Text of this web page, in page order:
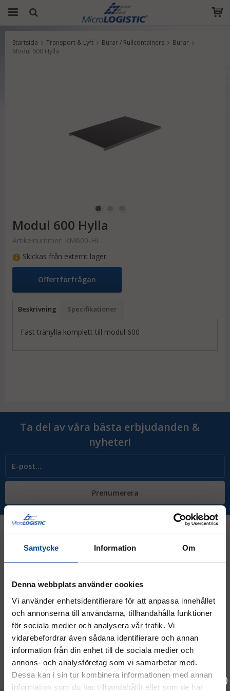
Samtycke Information Om
Denna webbplats använder cookies
Vi använder enhetsidentifierare för att anpassa innehållet
och annonserna till användarna, tillhandahålla funktioner
för sociala medier och analysera vår trafik. Vi
vidarebefordrar även sådana identifierare och annan
information från din enhet till de sociala medier och
annons- och analysföretag som vi samarbetar med.
Dessa kan i sin tur kombinera informationen med annan
information som du har tillhandahållit eller som de har
Produkten har blivit tillagd i varukorgen
Startsida Transport & Lyft Burar / Rullcontainers
Burar
Modul 600 Hylla
Modul 600 Hylla
Artikelnummer: KM600-HL
Skickas från externt lager
Offertförfrågan
Beskrivning Specifikationer
Fast trähylla komplett till modul 600
Ta del av våra bästa erbjudanden &
nyheter!
Prenumerera
Kontakt
08 - 544 401 50
info@micrologistic.com
order@micrologistic.com
support@micrologistic.com
Tumstocksvägen 11 A (karta)
187 66 Täby